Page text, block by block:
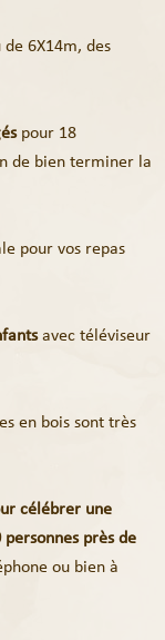
6X14m, des
pour 18
de bien terminer la
pour vos repas
avec téléviseur
en bois sont très
célébrer une
près de
ou bien à